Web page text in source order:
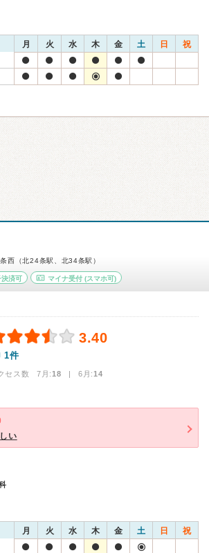
月 火 水 木 金 土 日 祝
西（北24条駅、北34条駅）
決済可 マイナ受付 (スマホ可)
3.40
1件
セス数 7月:18 | 6月:14
い
月 火 水 木 金 土 日 祝